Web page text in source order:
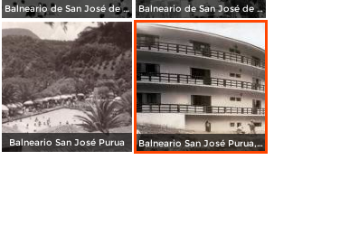
Balneario de San José de Purúa Balneario de San José de Purúa
Balneario San José Purua Balneario San José Purua, Nueva Sección